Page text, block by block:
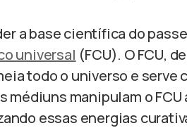
a base científica do
universal (FCU). O FCU,
todo o universo e
médiuns manipulam o
essas energias